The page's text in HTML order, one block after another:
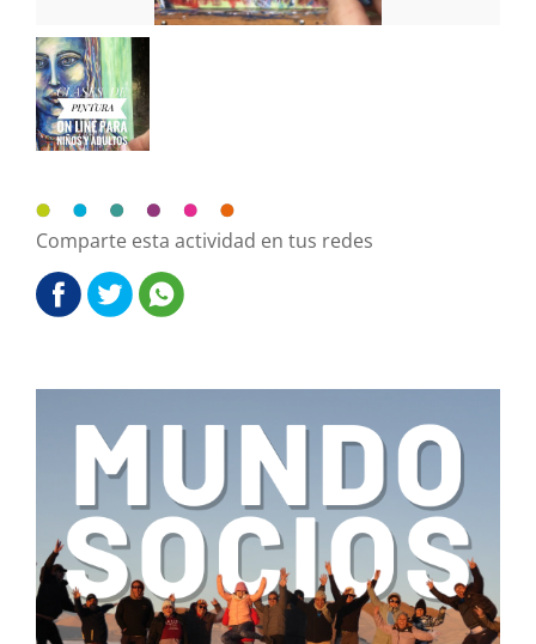
Comparte esta actividad en tus redes